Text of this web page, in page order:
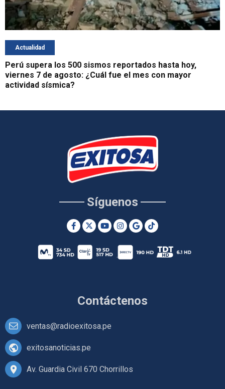
Actualidad
Perú supera los 500 sismos reportados hasta hoy,
viernes 7 de agosto: ¿Cuál fue el mes con mayor
actividad sísmica?
Contáctenos
ventas@radioexitosa.pe
exitosanoticias.pe
Av. Guardia Civil 670 Chorrillos
Síguenos